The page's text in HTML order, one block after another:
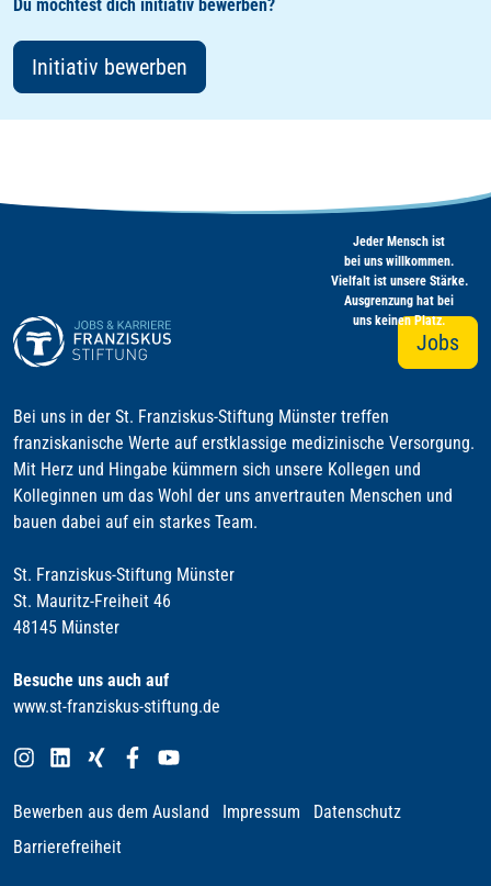
Du möchtest dich initiativ bewerben?
Initiativ bewerben
Jeder Mensch ist
bei uns willkommen.
Vielfalt ist unsere Stärke.
Ausgrenzung hat bei
uns keinen Platz.
Jobs
Bei uns in der St. Franziskus-Stiftung Münster treffen
franziskanische Werte auf erstklassige medizinische Versorgung.
Mit Herz und Hingabe kümmern sich unsere Kollegen und
Kolleginnen um das Wohl der uns anvertrauten Menschen und
bauen dabei auf ein starkes Team.
St. Franziskus-Stiftung Münster
St. Mauritz-Freiheit 46
48145 Münster
Besuche uns auch auf
www.st-franziskus-stiftung.de
Bewerben aus dem Ausland Impressum
Datenschutz
Barrierefreiheit